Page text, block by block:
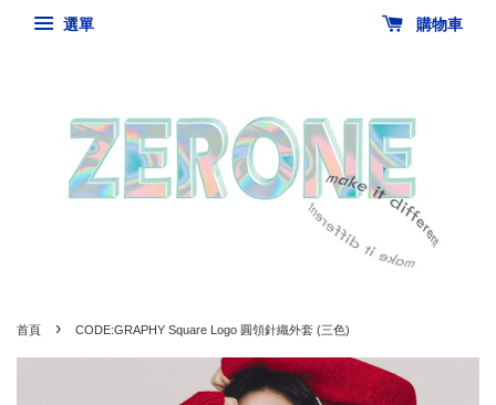
選單 購物車
首頁 › CODE:GRAPHY Square Logo 圓領針織外套 (三色)